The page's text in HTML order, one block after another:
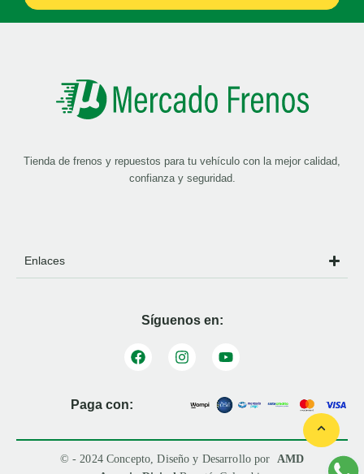
Tienda de frenos y repuestos para tu vehículo con la mejor calidad,
confianza y seguridad.
Enlaces
Síguenos en:
Paga con:
© - 2024 Concepto, Diseño y Desarrollo por AMD